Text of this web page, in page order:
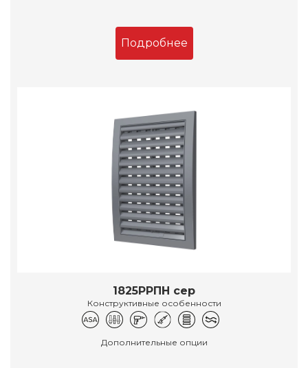
Подробнее
1825РРПН сер
Конструктивные особенности
Дополнительные опции